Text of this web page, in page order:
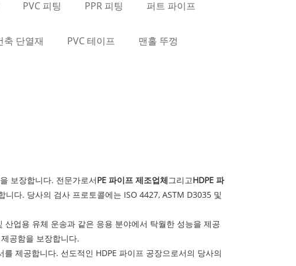
PVC 피팅 PPR 피팅 퍼트 파이프
축 단열재 PVC 테이프 맨홀 뚜껑
보장합니다. 전문가로서PE 파이프 제조업체그리고HDPE 파
다. 당사의 검사 프로토콜에는 ISO 4427, ASTM D3035 및
업용 유체 운송과 같은 응용 분야에서 탁월한 성능을 제공
공함을 보장합니다.
제공합니다. 선도적인 HDPE 파이프 공장으로서의 당사의